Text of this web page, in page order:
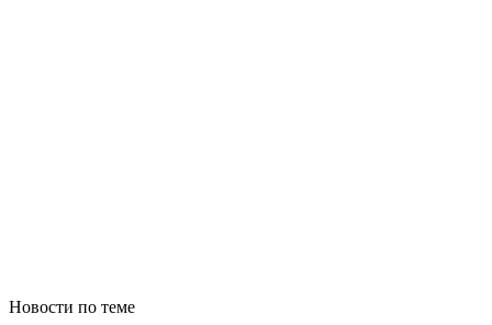
Новости по теме